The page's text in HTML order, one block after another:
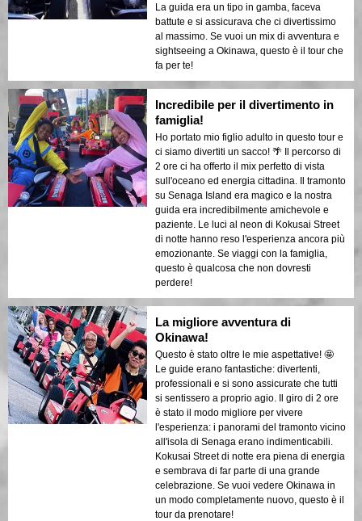
La guida era un tipo in gamba, faceva
battute e si assicurava che ci divertissimo
al massimo. Se vuoi un mix di avventura e
sightseeing a Okinawa, questo è il tour che
fa per te!
Incredibile per il divertimento in
famiglia!
Ho portato mio figlio adulto in questo tour e
ci siamo divertiti un sacco! 🌴 Il percorso di
2 ore ci ha offerto il mix perfetto di vista
sull'oceano ed energia cittadina. Il tramonto
su Senaga Island era magico e la nostra
guida era incredibilmente amichevole e
paziente. Le luci al neon di Kokusai Street
di notte hanno reso l'esperienza ancora più
emozionante. Se viaggi con la famiglia,
questo è qualcosa che non dovresti
perdere!
La migliore avventura di
Okinawa!
Questo è stato oltre le mie aspettative! 🤩
Le guide erano fantastiche: divertenti,
professionali e si sono assicurate che tutti
si sentissero a proprio agio. Il giro di 2 ore
è stato il modo migliore per vivere
l'esperienza: i panorami del tramonto vicino
all'isola di Senaga erano indimenticabili.
Kokusai Street di notte era piena di energia
e sembrava di far parte di una grande
celebrazione. Se vuoi vedere Okinawa in
un modo completamente nuovo, questo è il
tour da prenotare!